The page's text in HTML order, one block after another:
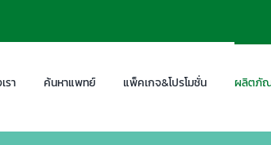
รา ค้นหาแพทย์ แพ็คเกจ&โปรโมชั่น ผลิตภัณ